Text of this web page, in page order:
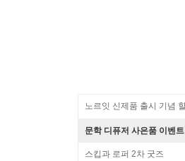
문학 디퓨저 사은품 이벤트
스킵과 로퍼 2차 굿즈